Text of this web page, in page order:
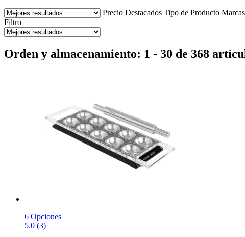
Precio Destacados Tipo de Producto Marcas
Filtro
Orden y almacenamiento: 1 - 30 de 368
6 Opciones
5.0 (3)